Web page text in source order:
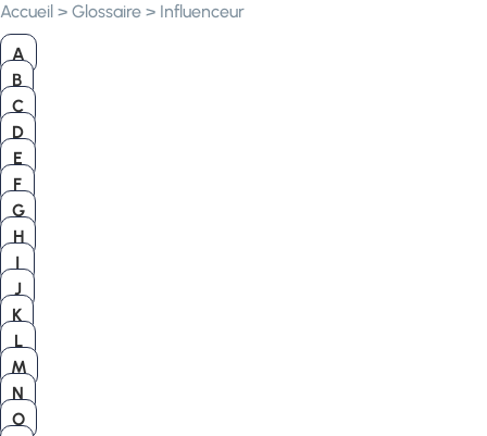
Accueil > Glossaire > Influenceur
A
B
C
D
E
F
G
H
I
J
K
L
M
N
O